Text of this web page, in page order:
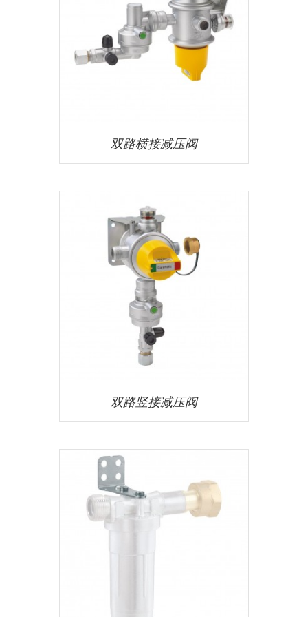
双路横接减压阀
双路竖接减压阀